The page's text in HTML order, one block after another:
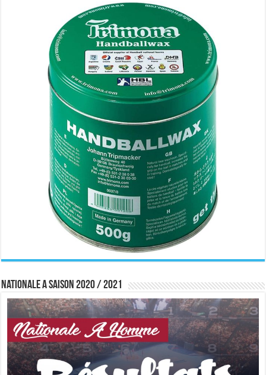
Nationale A saison 2020 / 2021